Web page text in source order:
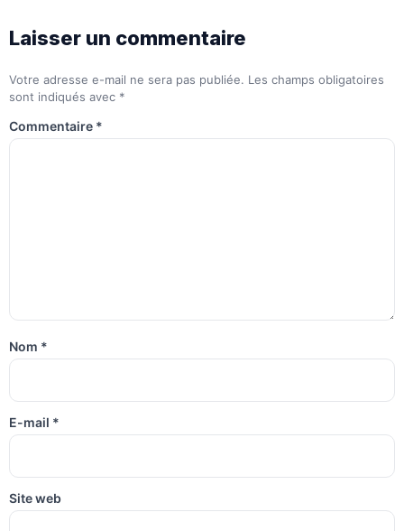
Laisser un commentaire
Votre adresse e-mail ne sera pas publiée. Les champs obligatoires
sont indiqués avec *
Commentaire *
Nom *
E-mail *
Site web